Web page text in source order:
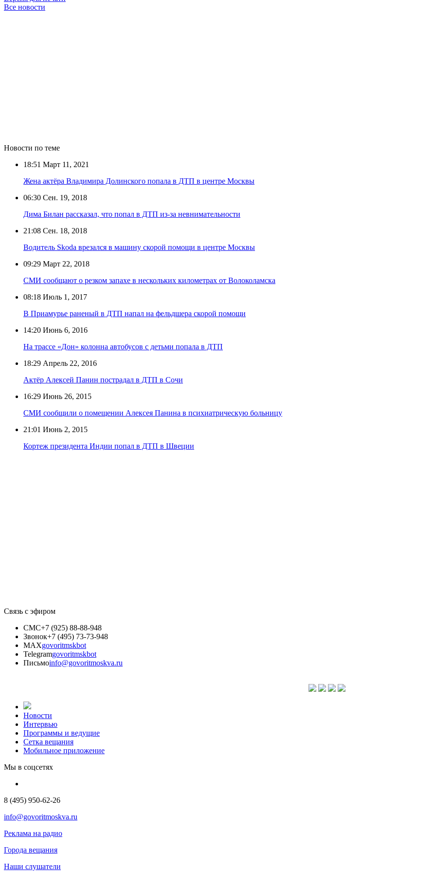
Все новости
Новости по теме
18:51 Март 11, 2021
Жена актёра Владимира Долинского попала в ДТП в центре Москвы
06:30 Сен. 19, 2018
Дима Билан рассказал, что попал в ДТП из-за невнимательности
21:08 Сен. 18, 2018
Водитель Skoda врезался в машину скорой помощи в центре Москвы
09:29 Март 22, 2018
СМИ сообщают о резком запахе в нескольких километрах от Волоколамска
08:18 Июль 1, 2017
В Приамурье раненый в ДТП напал на фельдшера скорой помощи
14:20 Июнь 6, 2016
На трассе «Дон» колонна автобусов с детьми попала в ДТП
18:29 Апрель 22, 2016
Актёр Алексей Панин пострадал в ДТП в Сочи
16:29 Июнь 26, 2015
СМИ сообщили о помещении Алексея Панина в психиатрическую больницу
21:01 Июнь 2, 2015
Кортеж президента Индии попал в ДТП в Швеции
Связь с эфиром
СМС+7 (925) 88-88-948
Звонок+7 (495) 73-73-948
MAXgovoritmskbot
Telegramgovoritmskbot
Письмоinfo@govoritmoskva.ru
Новости
Интервью
Программы и ведущие
Сетка вещания
Мобильное приложение
Мы в соцсетях
8 (495) 950-62-26
info@govoritmoskva.ru
Реклама на радио
Города вещания
Наши слушатели